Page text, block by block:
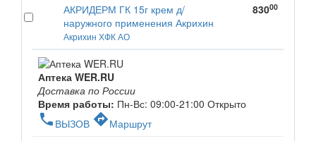
АКРИДЕРМ ГК 15г крем д/
наружного применения Акрихин
Акрихин ХФК АО
83000
Аптека WER.RU
Доставка по России
Время работы: Пн-Вс: 09:00-21:00 Открыто
phone ВЫЗОВ directionsМаршрут